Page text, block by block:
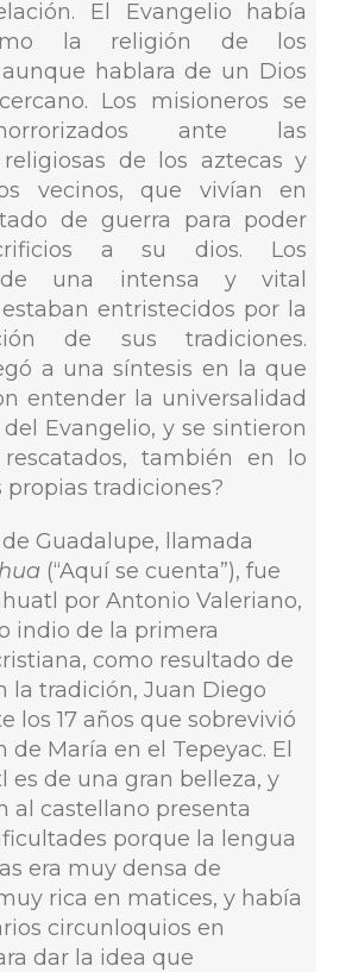
El Evangelio había
la religión de los
hablara de un Dios
Los misioneros se
ante las
religiosas de los aztecas y
vecinos, que vivían en
de guerra para poder
a su dios. Los
de una intensa y vital
entristecidos por la
de sus tradiciones.
a una síntesis en la que
entender la universalidad
Evangelio, y se sintieron
también en lo
propias tradiciones?
Guadalupe, llamada
(“Aquí se cuenta”), fue
por Antonio Valeriano,
indio de la primera
como resultado de
la tradición, Juan Diego
los 17 años que sobrevivió
de María en el Tepeyac. El
es de una gran belleza, y
al castellano presenta
porque la lengua
era muy densa de
rica en matices, y había
circunloquios en
dar la idea que